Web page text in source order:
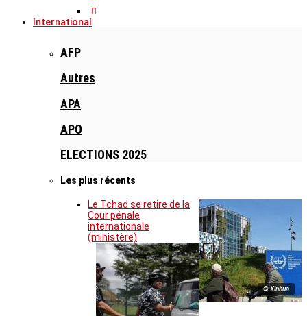
International
AFP
Autres
APA
APO
ELECTIONS 2025
Les plus récents
© Xinhua
Le Tchad se retire de la
Cour pénale
internationale
(ministère)